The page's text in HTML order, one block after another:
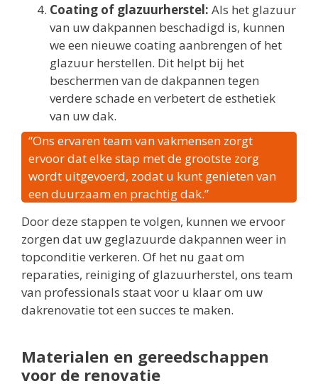
Coating of glazuurherstel: Als het glazuur
van uw dakpannen beschadigd is, kunnen
we een nieuwe coating aanbrengen of het
glazuur herstellen. Dit helpt bij het
beschermen van de dakpannen tegen
verdere schade en verbetert de esthetiek
van uw dak.
“Ons ervaren team van vakmensen zorgt
ervoor dat elke stap met de grootste zorg
wordt uitgevoerd, zodat u kunt genieten van
een duurzaam en prachtig dak.”
Door deze stappen te volgen, kunnen we ervoor
zorgen dat uw geglazuurde dakpannen weer in
topconditie verkeren. Of het nu gaat om
reparaties, reiniging of glazuurherstel, ons team
van professionals staat voor u klaar om uw
dakrenovatie tot een succes te maken.
Materialen en gereedschappen
voor de renovatie